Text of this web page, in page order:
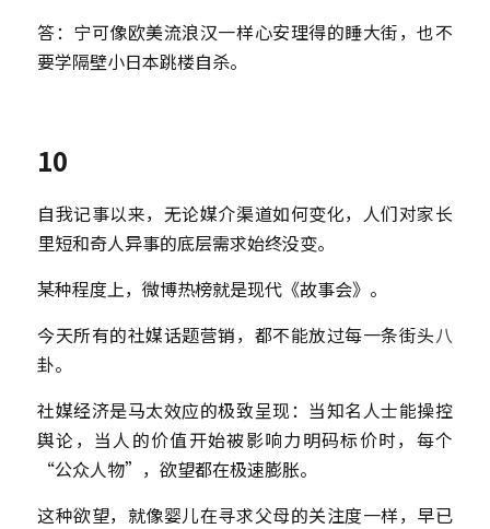
答：宁可像欧美流浪汉一样心安理得的睡大街，也不
要学隔壁小日本跳楼自杀。
10
自我记事以来，无论媒介渠道如何变化，人们对家长
里短和奇人异事的底层需求始终没变。
某种程度上，微博热榜就是现代《故事会》。
今天所有的社媒话题营销，都不能放过每一条街头八
卦。
社媒经济是马太效应的极致呈现：当知名人士能操控
舆论，当人的价值开始被影响力明码标价时，每个
“公众人物”，欲望都在极速膨胀。
这种欲望，就像婴儿在寻求父母的关注度一样，早已